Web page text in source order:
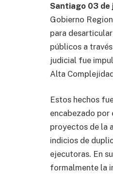
Santiago 03 de
Gobierno
para
públicos a
judicial fue
Alta
Estos hechos
encabezado por
proyectos de la
indicios de
ejecutoras. En
formalmente la